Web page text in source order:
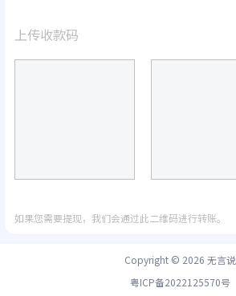
上传收款码
如果您需要提现，我们会通过此二维码进行转账。
Copyright © 2026 无言说
粤ICP备2022125570号